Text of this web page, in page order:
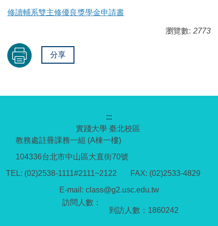
修讀輔系雙主修優良獎學金申請書
瀏覽數: 2773
分享
到訪人數： 1860242
:::
實踐大學 臺北校區
教務處註冊課務一組 (A棟一樓)
104336台北市中山區大直街70號
TEL: (02)2538-1111#2111~2122 FAX: (02)2533-4829
E-mail: class@g2.usc.edu.tw